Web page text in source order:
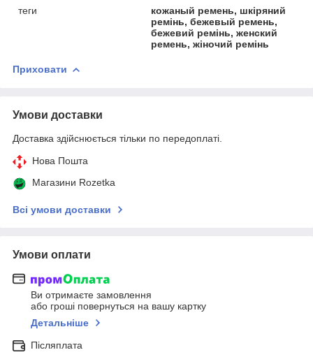
теги
кожаный ремень, шкіряний
ремінь, бежевый ремень,
бежевий ремінь, женский
ремень, жіночий ремінь
Приховати
Умови доставки
Доставка здійснюється тільки по передоплаті.
Нова Пошта
Магазини Rozetka
Всі умови доставки
Умови оплати
Ви отримаєте замовлення
або гроші повернуться на вашу картку
Детальніше
Післяплата